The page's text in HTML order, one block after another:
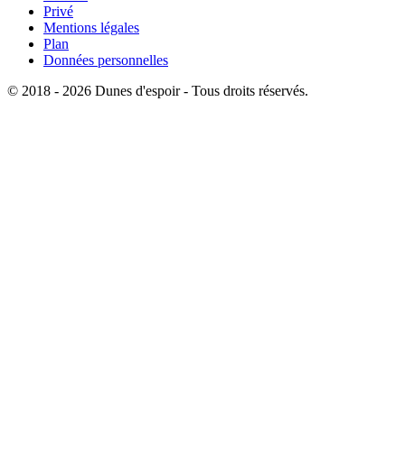
Privé
Mentions légales
Plan
Données personnelles
© 2018 - 2026 Dunes d'espoir - Tous droits réservés.